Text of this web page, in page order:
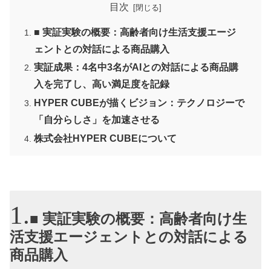
目次
■ 実証実験の概要：高齢者向け生活支援エージ
ェントとの対話による商品購入
実証成果：4名中3名がAIとの対話による商品購
入を完了し、高い満足度を記録
HYPER CUBEが描くビジョン：テクノロジーで
「自分らしさ」を加速させる
株式会社HYPER CUBEについて
■ 実証実験の概要：高齢者向け生
活支援エージェントとの対話による
商品購入